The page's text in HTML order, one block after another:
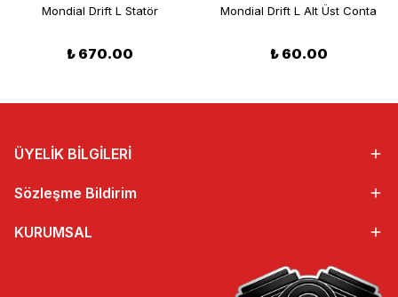
Mondial Drift L Statör
₺ 670.00
Mondial Drift L Alt Üst Conta
₺ 60.00
ÜYELİK BİLGİLERİ
Sözleşme Bildirim
KURUMSAL